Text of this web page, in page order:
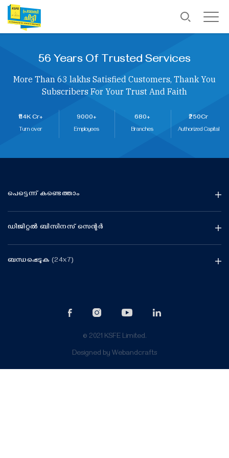
56 Years Of Trusted Services
More Than 63 lakhs Satisfied Customers, Thank You
Subscribers For Your Trust And Faith
₹114K Cr+
Turn over
9000+
Employees
680+
Branches
₹250Cr
Authorized Capital
പെട്ടെന്ന് കണ്ടെത്താം
ഡിജിറ്റൽ ബിസിനസ് സെന്റർ
ബന്ധപ്പെടുക (24x7)
© 2021 KSFE Limited.
Designed by Webandcrafts